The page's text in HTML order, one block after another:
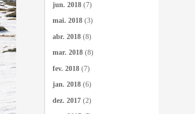
jun. 2018 (7)
mai. 2018 (3)
abr. 2018 (8)
mar. 2018 (8)
fev. 2018 (7)
jan. 2018 (6)
dez. 2017 (2)